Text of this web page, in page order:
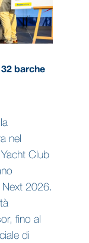
barche
nel
Club
Next 2026.
fino al
di